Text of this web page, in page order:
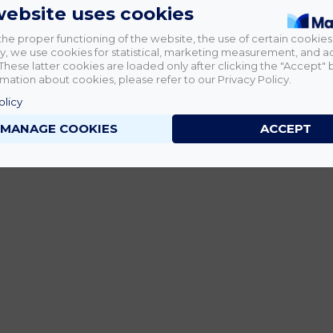
uses cookies
proper functioning of the website, the use of certain cookies
we use cookies for statistical, marketing measurement, and
latter cookies are loaded only after clicking the "Accept"
about cookies, please refer to our Privacy Policy.
MANAGE COOKIES ACCEPT